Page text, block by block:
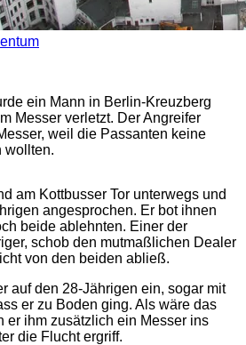
ein Mann in Berlin-Kreuzberg
Messer verletzt. Der Angreifer
weil die Passanten keine
wollten.
am Kottbusser Tor unterwegs und
angesprochen. Er bot ihnen
beide ablehnten. Einer der
schob den mutmaßlichen Dealer
von den beiden abließ.
auf den 28-Jährigen ein, sogar mit
er zu Boden ging. Als wäre das
er ihm zusätzlich ein Messer ins
die Flucht ergriff.